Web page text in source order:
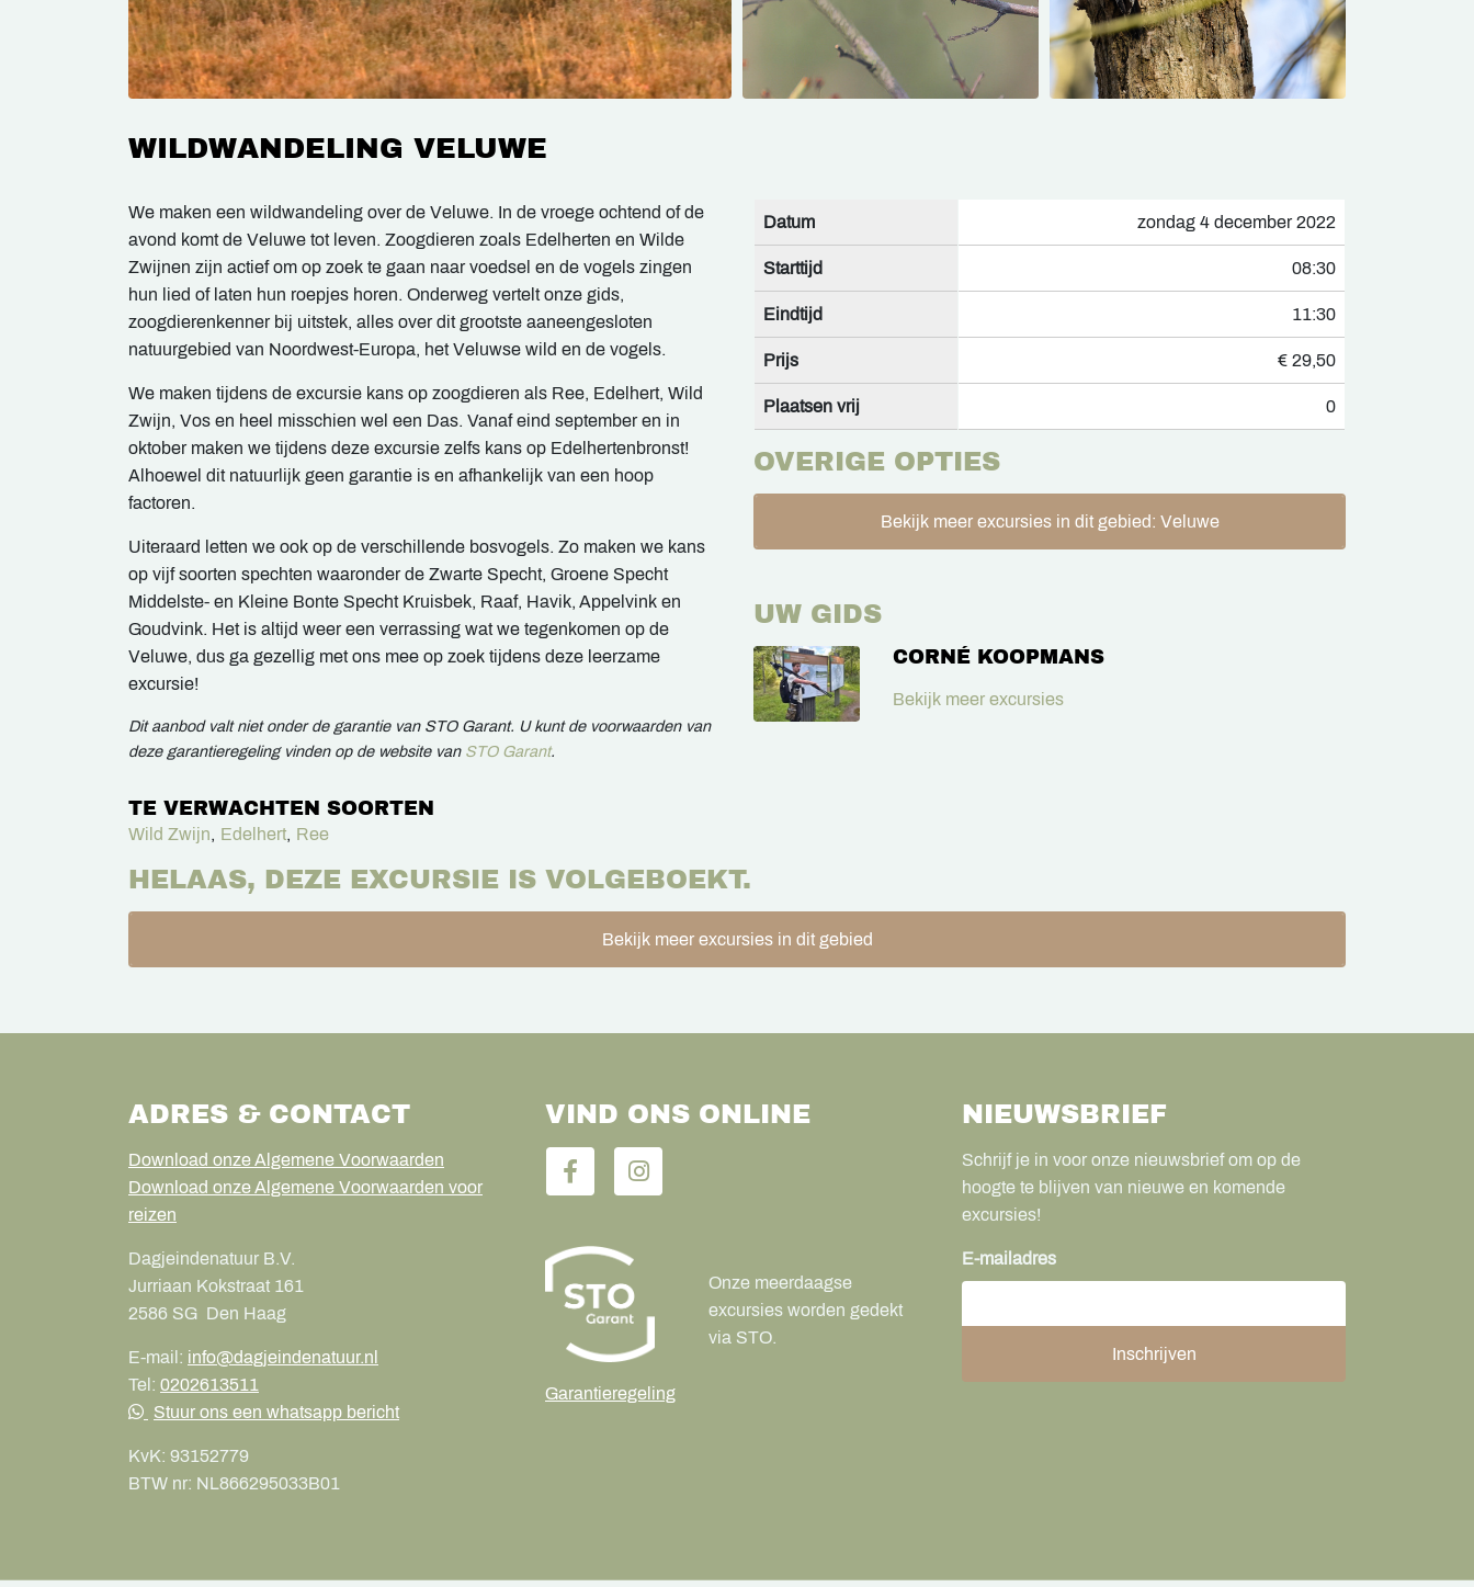
WILDWANDELING VELUWE
We maken een wildwandeling over de Veluwe. In de vroege ochtend of de
avond komt de Veluwe tot leven. Zoogdieren zoals Edelherten en Wilde
Zwijnen zijn actief om op zoek te gaan naar voedsel en de vogels zingen
hun lied of laten hun roepjes horen. Onderweg vertelt onze gids,
zoogdierenkenner bij uitstek, alles over dit grootste aaneengesloten
natuurgebied van Noordwest-Europa, het Veluwse wild en de vogels.
We maken tijdens de excursie kans op zoogdieren als Ree, Edelhert, Wild
Zwijn, Vos en heel misschien wel een Das. Vanaf eind september en in
oktober maken we tijdens deze excursie zelfs kans op Edelhertenbronst!
Alhoewel dit natuurlijk geen garantie is en afhankelijk van een hoop
factoren.
Uiteraard letten we ook op de verschillende bosvogels. Zo maken we kans
op vijf soorten spechten waaronder de Zwarte Specht, Groene Specht
Middelste- en Kleine Bonte Specht Kruisbek, Raaf, Havik, Appelvink en
Goudvink. Het is altijd weer een verrassing wat we tegenkomen op de
Veluwe, dus ga gezellig met ons mee op zoek tijdens deze leerzame
excursie!
Dit aanbod valt niet onder de garantie van STO Garant. U kunt de voorwaarden van
deze garantieregeling vinden op de website van STO Garant.
TE VERWACHTEN SOORTEN
Wild Zwijn, Edelhert, Ree
Datum zondag 4 december 2022
Starttijd 08:30
Eindtijd 11:30
Prijs € 29,50
Plaatsen vrij 0
OVERIGE OPTIES
Bekijk meer excursies in dit gebied: Veluwe
UW GIDS
CORNÉ KOOPMANS
Bekijk meer excursies
HELAAS, DEZE EXCURSIE IS VOLGEBOEKT.
Bekijk meer excursies in dit gebied
ADRES & CONTACT
Download onze Algemene Voorwaarden
Download onze Algemene Voorwaarden voor
reizen
Dagjeindenatuur B.V.
Jurriaan Kokstraat 161
2586 SG Den Haag
E-mail: info@dagjeindenatuur.nl
Tel: 0202613511
Stuur ons een whatsapp bericht
KvK: 93152779
BTW nr: NL866295033B01
VIND ONS ONLINE
Garantieregeling
Onze meerdaagse
excursies worden gedekt
via STO.
NIEUWSBRIEF
Schrijf je in voor onze nieuwsbrief om op de
hoogte te blijven van nieuwe en komende
excursies!
E-mailadres